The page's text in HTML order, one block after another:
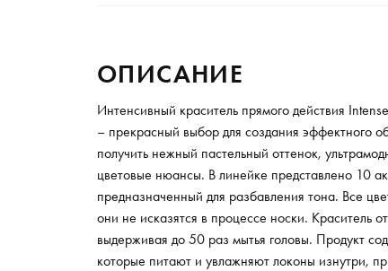
ОПИСАНИЕ
Интенсивный краситель прямого действия
– прекрасный выбор для создания эффектного
получить нежный пастельный оттенок,
цветовые нюансы. В линейке представлено 10
предназначенный для разбавления тона. Все
они не исказятся в процессе носки. Краситель
выдерживая до 50 раз мытья головы. Продукт
которые питают и увлажняют локоны изнутри,